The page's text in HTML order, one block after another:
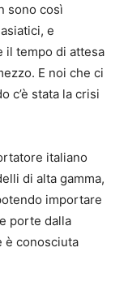
sono così
e
il tempo di attesa
E noi che ci
c’è stata la crisi
italiano
di alta gamma,
importare
porte dalla
è conosciuta